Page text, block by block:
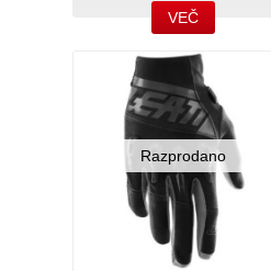
VEČ
Razprodano